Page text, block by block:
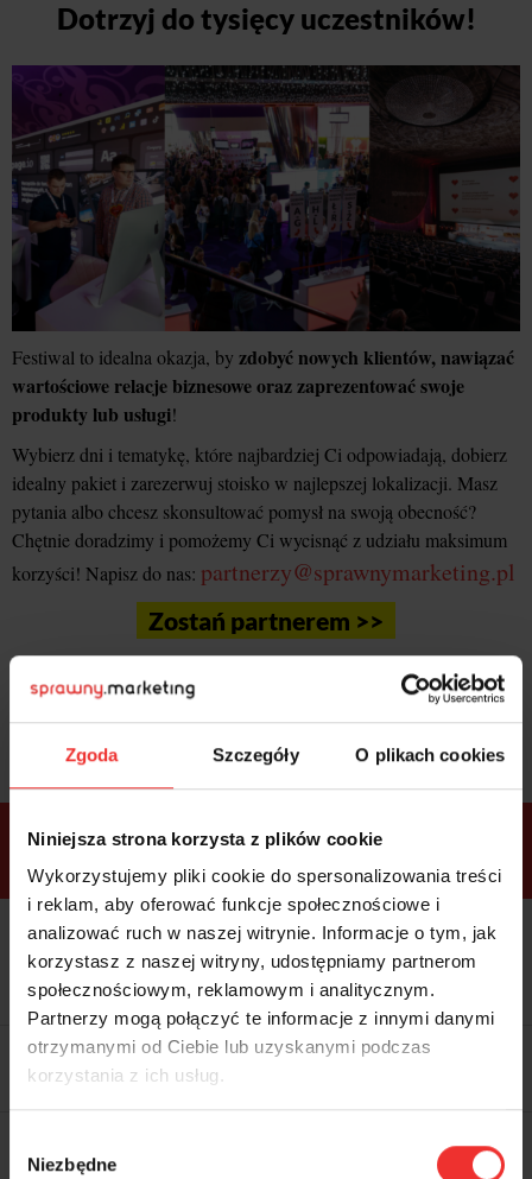
Zgoda Szczegóły O plikach cookies
Niniejsza strona korzysta z plików cookie
Wykorzystujemy pliki cookie do spersonalizowania treści
i reklam, aby oferować funkcje społecznościowe i
analizować ruch w naszej witrynie. Informacje o tym, jak
korzystasz z naszej witryny, udostępniamy partnerom
społecznościowym, reklamowym i analitycznym.
Partnerzy mogą połączyć te informacje z innymi danymi
otrzymanymi od Ciebie lub uzyskanymi podczas
korzystania z ich usług.
zgody
Niezbędne
Dotrzyj do tysięcy uczestników!
Festiwal to idealna okazja, by zdobyć nowych klientów, nawiązać
wartościowe relacje biznesowe oraz zaprezentować swoje
produkty lub usługi!
Wybierz dni i tematykę, które najbardziej Ci odpowiadają, dobierz
idealny pakiet i zarezerwuj stoisko w najlepszej lokalizacji. Masz
pytania albo chcesz skonsultować pomysł na swoją obecność?
Chętnie doradzimy i pomożemy Ci wycisnąć z udziału maksimum
korzyści! Napisz do nas: partnerzy@sprawnymarketing.pl
Zostań partnerem >>
Sprawdź bonusyi wybierz bilet
ramach
pakietów
VIP Premium
Kolacja z prelegentami i before
party (Hotel Sheraton, 27.10) tylko
wbilecie ALLPASS VIP
Dostępne
tylko w
bilecie
ALLPASS
VIP
Dedykowana strefa VIP z
możliwością networkingu z
prelegentami i wystawcami w
WARTOŚĆ: 1970 zł